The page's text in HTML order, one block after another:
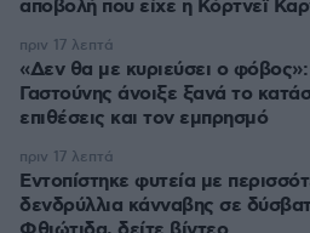
αποβολή που είχε η Κόρτνεϊ
«Δεν θα με κυριεύσει ο
Γαστούνης άνοιξε ξανά το
επιθέσεις και τον εμπρησμό
πριν 17 λεπτά
Εντοπίστηκε φυτεία με
δενδρύλλια κάνναβης σε
πριν 17 λεπτά